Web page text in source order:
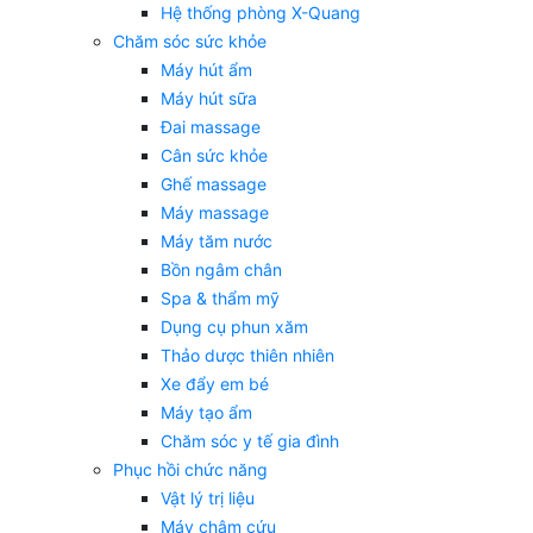
Hệ thống phòng X-Quang
Chăm sóc sức khỏe
Máy hút ẩm
Máy hút sữa
Đai massage
Cân sức khỏe
Ghế massage
Máy massage
Máy tăm nước
Bồn ngâm chân
Spa & thẩm mỹ
Dụng cụ phun xăm
Thảo dược thiên nhiên
Xe đẩy em bé
Máy tạo ẩm
Chăm sóc y tế gia đình
Phục hồi chức năng
Vật lý trị liệu
Máy châm cứu